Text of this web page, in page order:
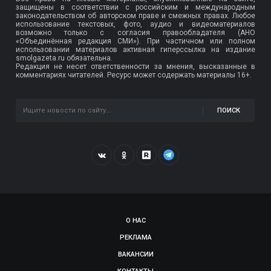
защищены в соответствии с российским и международным
законодательством об авторском праве и смежных правах. Любое
использование текстовых, фото, аудио и видеоматериалов
возможно только с согласия правообладателя (АНО
«Объединённая редакция СМИ»). При частичном или полном
использовании материалов активная гиперссылка на издание
smolgazeta.ru обязательна.
Редакция не несет ответственности за мнения, высказанные в
комментариях читателей. Ресурс может содержать материалы 16+.
ПОИСК
О НАС
РЕКЛАМА
ВАКАНСИИ